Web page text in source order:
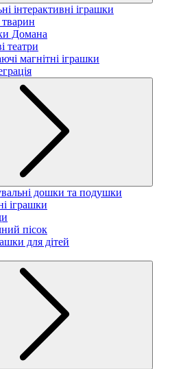
інтерактивні іграшки
Домана
театри
магнітні іграшки
дошки та подушки
іграшки
пісок
для дітей